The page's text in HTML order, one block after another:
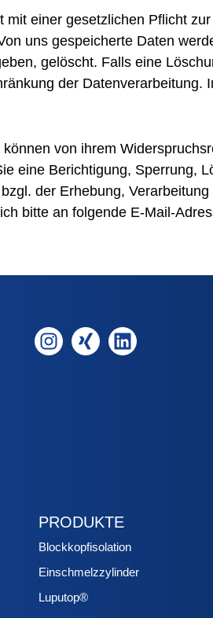
mit einer gesetzlichen Pflicht
uns gespeicherte Daten
gelöscht. Falls eine
der
von ihrem
eine Berichtigung, Sperrung,
der Erhebung,
bitte an folgende E-Mail-
PRODUKTE
Blockkopfisolation
Einschmelzzylinder
Luputop®